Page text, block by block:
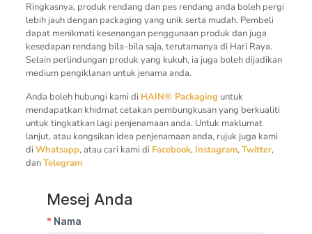
Ringkasnya, produk rendang dan pes rendang anda boleh pergi
lebih jauh dengan packaging yang unik serta mudah. Pembeli
dapat menikmati kesenangan penggunaan produk dan juga
kesedapan rendang bila-bila saja, terutamanya di Hari Raya.
Selain perlindungan produk yang kukuh, ia juga boleh dijadikan
medium pengiklanan untuk jenama anda.
Anda boleh hubungi kami di HAIN® Packaging untuk
mendapatkan khidmat cetakan pembungkusan yang berkualiti
untuk tingkatkan lagi penjenamaan anda. Untuk maklumat
lanjut, atau kongsikan idea penjenamaan anda, rujuk juga kami
diWhatsapp, atau cari kami di Facebook, Instagram, Twitter,
danTelegram